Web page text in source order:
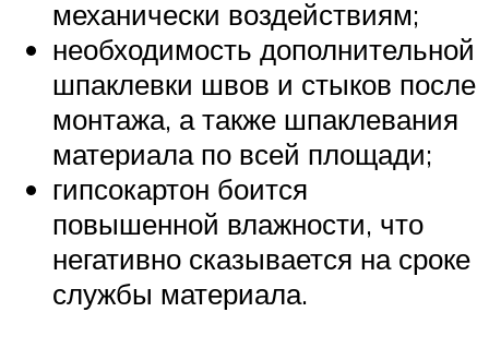
механически воздействиям;
необходимость дополнительной
шпаклевки швов и стыков после
монтажа, а также шпаклевания
материала по всей площади;
гипсокартон боится
повышенной влажности, что
негативно сказывается на сроке
службы материала.